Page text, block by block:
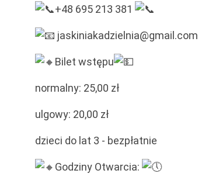
+48 695 213 381
jaskiniakadzielnia@gmail.com
Bilet wstępu
normalny: 25,00 zł
ulgowy: 20,00 zł
dzieci do lat 3 - bezpłatnie
Godziny Otwarcia: